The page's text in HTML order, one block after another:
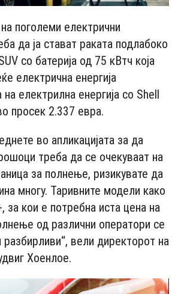
поголеми електрични
да ја стават раката подлабоко
со батерија од 75 кВтч која
електрична енергија
електрилна енергија со Shell
просек 2.337 евра.
во апликацијата за да
треба да се очекуваат на
за полнење, ризикувате да
многу. Таривните модели како
за кои е потребна иста цена на
од различни оператори се
разбирливи“, вели директорот на
Хоенлое.